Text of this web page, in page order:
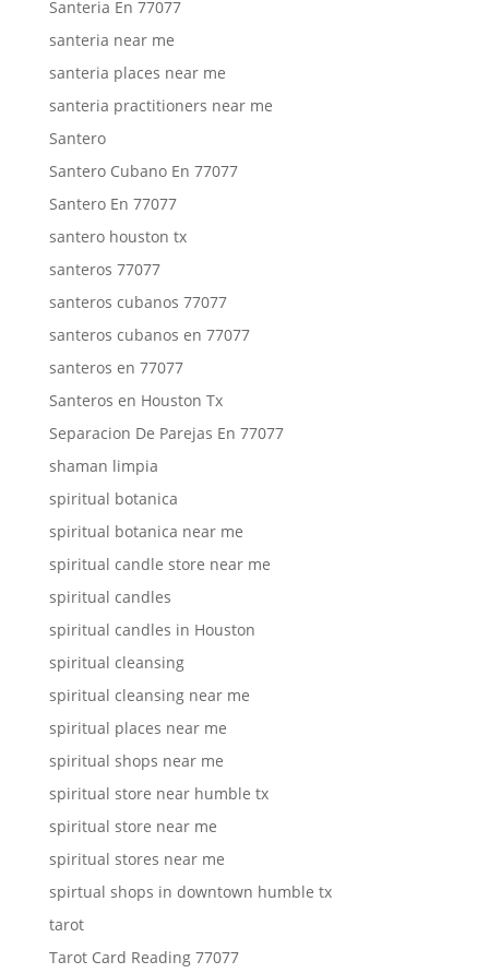
Santeria En 77077
santeria near me
santeria places near me
santeria practitioners near me
Santero
Santero Cubano En 77077
Santero En 77077
santero houston tx
santeros 77077
santeros cubanos 77077
santeros cubanos en 77077
santeros en 77077
Santeros en Houston Tx
Separacion De Parejas En 77077
shaman limpia
spiritual botanica
spiritual botanica near me
spiritual candle store near me
spiritual candles
spiritual candles in Houston
spiritual cleansing
spiritual cleansing near me
spiritual places near me
spiritual shops near me
spiritual store near humble tx
spiritual store near me
spiritual stores near me
spirtual shops in downtown humble tx
tarot
Tarot Card Reading 77077